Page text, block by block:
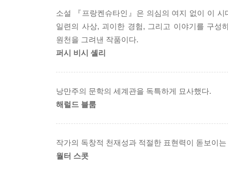
나사못. 그런데 사실 ‘프랑켄슈타인’은 이 끔찍
모습을 비유할 때‘프랑켄슈타인’이라는 단어를
이미지 덕분일 것이다.
『프랑켄슈타인』만큼 20세기 대중문화사에서
「터미네이터」 등 유명 영화 역시 『프랑켄슈
인류를 일찌감치 예견하고 이에 대해 경고를 보내
우리 본성의 알 수 없는 두려움을 일깨워 소름
빨라지는 그런 이야기를 쓰고 싶었다. _메리 셸리
소설 『프랑켄슈타인』은 의심의 여지 없이 이
일련의 사상, 괴이한 경험, 그리고 이야기를 구성
원천을 그려낸 작품이다.
퍼시 비시 셸리
낭만주의 문학의 세계관을 독특하게 묘사했다.
해럴드 블룸
작가의 독창적 천재성과 적절한 표현력이 돋보이
월터 스콧